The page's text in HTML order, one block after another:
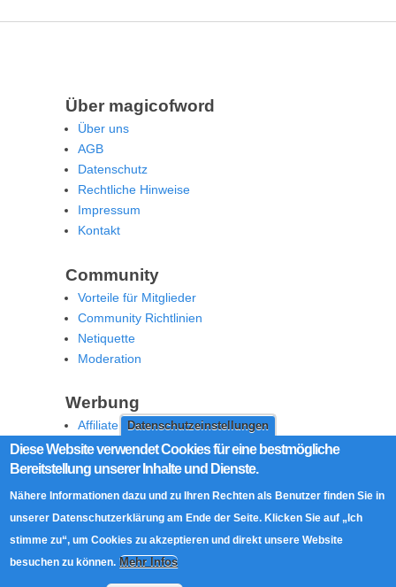
Datenschutzeinstellungen
Diese Website verwendet Cookies für eine bestmögliche
Bereitstellung unserer Inhalte und Dienste.
Nähere Informationen dazu und zu Ihren Rechten als Benutzer finden Sie in
unserer Datenschutzerklärung am Ende der Seite. Klicken Sie auf „Ich
stimme zu“, um Cookies zu akzeptieren und direkt unsere Website
besuchen zu können. Mehr Infos
Über magicofword
Über uns
AGB
Datenschutz
Rechtliche Hinweise
Impressum
Kontakt
Community
Vorteile für Mitglieder
Community Richtlinien
Netiquette
Moderation
Werbung
Affiliate Offenlegung
Werben Sie auf MoW
Social Media
RSS Feed
Facebook